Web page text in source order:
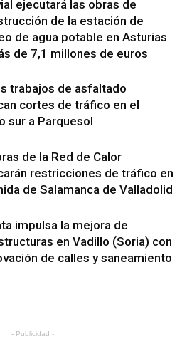
ejecutará las obras de
de la estación de
de agua potable en Asturias
de 7,1 millones de euros
trabajos de asfaltado
cortes de tráfico en el
sur a Parquesol
de la Red de Calor
restricciones de tráfico en
de Salamanca de Valladolid
impulsa la mejora de
en Vadillo (Soria) con
de calles y saneamiento
- Publicidad -